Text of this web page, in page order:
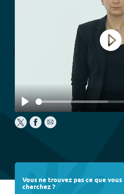
Play
Play
Vous ne trouvez pas ce que vous
cherchez ?